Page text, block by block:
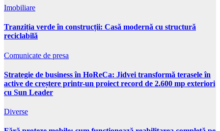
Imobiliare
Tranziția verde în construcții: Casă modernă cu structură
reciclabilă
Comunicate de presa
Strategie de business în HoReCa: Jidvei transformă terasele în
active de creștere printr-un proiect record de 2.600 mp exteriori
cu Sun Leader
Diverse